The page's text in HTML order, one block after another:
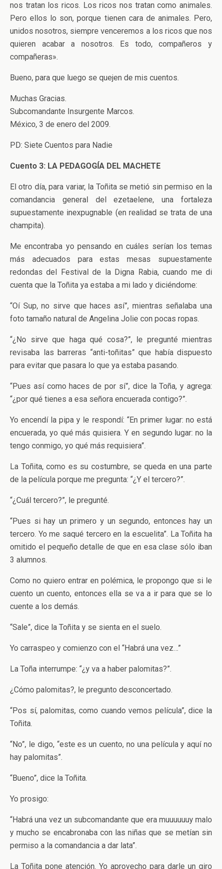
nos tratan los ricos. Los ricos nos tratan como animales.
Pero ellos lo son, porque tienen cara de animales. Pero,
unidos nosotros, siempre venceremos a los ricos que nos
quieren acabar a nosotros. Es todo, compañeros y
compañeras».
Bueno, para que luego se quejen de mis cuentos.
Muchas Gracias.
Subcomandante Insurgente Marcos.
México, 3 de enero del 2009.
PD: Siete Cuentos para Nadie
Cuento 3: LA PEDAGOGÍA DEL MACHETE
El otro día, para variar, la Toñita se metió sin permiso en la
comandancia general del ezetaelene, una fortaleza
supuestamente inexpugnable (en realidad se trata de una
champita).
Me encontraba yo pensando en cuáles serían los temas
más adecuados para estas mesas supuestamente
redondas del Festival de la Digna Rabia, cuando me di
cuenta que la Toñita ya estaba a mi lado y diciéndome:
“Oí Sup, no sirve que haces así”, mientras señalaba una
foto tamaño natural de Angelina Jolie con pocas ropas.
“¿No sirve que haga qué cosa?”, le pregunté mientras
revisaba las barreras “anti-toñitas” que había dispuesto
para evitar que pasara lo que ya estaba pasando.
“Pues así como haces de por sí”, dice la Toña, y agrega:
“¿por qué tienes a esa señora encuerada contigo?”.
Yo encendí la pipa y le respondí: “En primer lugar: no está
encuerada, yo qué más quisiera. Y en segundo lugar: no la
tengo conmigo, yo qué más requisiera”.
La Toñita, como es su costumbre, se queda en una parte
de la película porque me pregunta: “¿Y el tercero?”.
“¿Cuál tercero?”, le pregunté.
“Pues si hay un primero y un segundo, entonces hay un
tercero. Yo me saqué tercero en la escuelita”. La Toñita ha
omitido el pequeño detalle de que en esa clase sólo iban
3 alumnos.
Como no quiero entrar en polémica, le propongo que si le
cuento un cuento, entonces ella se va a ir para que se lo
cuente a los demás.
“Sale”, dice la Toñita y se sienta en el suelo.
Yo carraspeo y comienzo con el “Habrá una vez…”
La Toña interrumpe: “¿y va a haber palomitas?”.
¿Cómo palomitas?, le pregunto desconcertado.
“Pos sí, palomitas, como cuando vemos película”, dice la
Toñita.
“No”, le digo, “este es un cuento, no una película y aquí no
hay palomitas”.
“Bueno”, dice la Toñita.
Yo prosigo:
“Habrá una vez un subcomandante que era muuuuuuy malo
y mucho se encabronaba con las niñas que se metían sin
permiso a la comandancia a dar lata”.
La Toñita pone atención. Yo aprovecho para darle un giro